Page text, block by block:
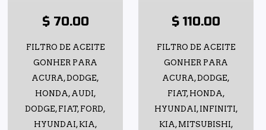
$ 70.00
FILTRO DE ACEITE
GONHER PARA
ACURA, DODGE,
HONDA, AUDI,
DODGE, FIAT, FORD,
HYUNDAI, KIA,
$ 110.00
FILTRO DE ACEITE
GONHER PARA
ACURA, DODGE,
FIAT, HONDA,
HYUNDAI, INFINITI,
KIA, MITSUBISHI,